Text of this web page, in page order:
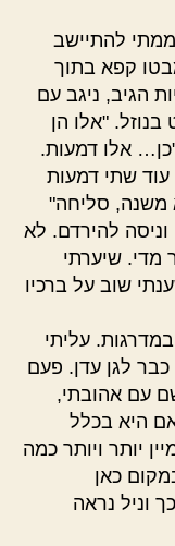
להתיישב
ומבטו קפא בתוך
הגיב, ניגב עם
בנוזל. "אלו הן
אלו דמעות.
שתי דמעות
משנה, סליחה"
להירדם. לא
מדי. שיערתי
שוב על ברכיו
עליתי
לגן עדן. פעם
עם אהובתי,
היא בכלל
יותר ויותר כמה
כאן
וניל נראה